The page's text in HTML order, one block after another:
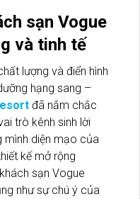
sạn Vogue
và tinh tế
lượng và điển hình
hạng sang –
đã nắm chắc
trò kênh sinh lời
mình diện mạo của
kế mở rộng
sạn Vogue
như sự chú ý của